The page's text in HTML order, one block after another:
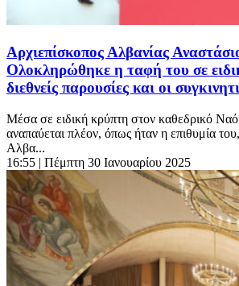
Αρχιεπίσκοπος Αλβανίας
Ολοκληρώθηκε η ταφή του σε
διεθνείς παρουσίες και οι
Μέσα σε ειδική κρύπτη στον καθεδρικό
αναπαύεται πλέον, όπως ήταν η επιθυμία
Αλβα...
16:55 | Πέμπτη 30 Ιανουαρίου 2025